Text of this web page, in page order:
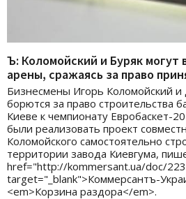
Ъ: Коломойский и Буряк могут
арены, сражаясь за право
Бизнесмены Игорь Коломойский
борются за право строительства
Киеве к чемпионату Евробаскет-
были реализовать проект
Коломойского самостоятельно
территории завода Киевгума,
href="http://kommersant.ua/doc/
target="_blank">Коммерсантъ-
<em>Корзина раздора</em>.